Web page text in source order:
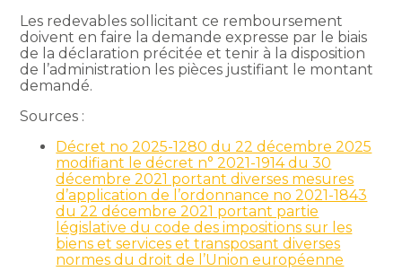
Les redevables sollicitant ce remboursement
doivent en faire la demande expresse par le biais
de la déclaration précitée et tenir à la disposition
de l’administration les pièces justifiant le montant
demandé.
Sources :
Décret no 2025-1280 du 22 décembre 2025
modifiant le décret n° 2021-1914 du 30
décembre 2021 portant diverses mesures
d’application de l’ordonnance no 2021-1843
du 22 décembre 2021 portant partie
législative du code des impositions sur les
biens et services et transposant diverses
normes du droit de l’Union européenne